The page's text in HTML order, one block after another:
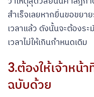
สำเร็จเลยหากยื่นขอขยา
เวลาแล้ว ดังนั้นจะต้องร
เวลาไม่ให้เกินกำหนดเดิม
3.ต้องให้เจ้าหน้
ฉบับด้วย